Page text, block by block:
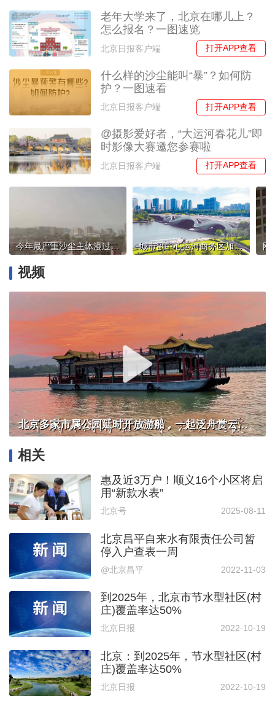
老年大学来了，北京在哪儿上？
怎么报名？一图速览
北京日报客户端 打开APP查看
什么样的沙尘能叫“暴”？如何防
护？一图速看
北京日报客户端 打开APP查看
@摄影爱好者，“大运河春花儿”即
时影像大赛邀您参赛啦
北京日报客户端 打开APP查看
今年最严重沙尘主体漫过北京！PM10一度“爆表” 城市副中心运河商务区加快建成中国版“金丝雀”码头
视频
北京多家市属公园延时开放游船，一起泛舟赏云霞！
相关
惠及近3万户！顺义16个小区将启
用“新款水表”
北京号 2025-08-11
北京昌平自来水有限责任公司暂
停入户查表一周
@北京昌平 2022-11-03
到2025年，北京市节水型社区(村
庄)覆盖率达50%
北京日报 2022-10-19
北京：到2025年，节水型社区(村
庄)覆盖率达50%
北京日报 2022-10-19